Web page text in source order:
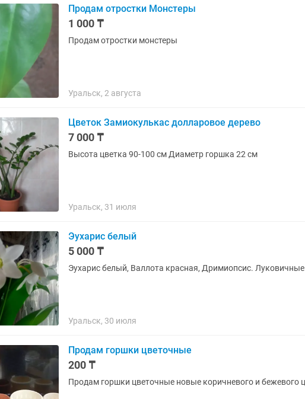
Продам отростки Монстеры
1 000 ₸
Продам отростки монстеры
Уральск, 2 августа
Цветок Замиокулькас долларовое дерево
7 000 ₸
Высота цветка 90-100 см Диаметр горшка 22 см
Уральск, 31 июля
Эухарис белый
5 000 ₸
Эухарис белый, Валлота красная, Дримиопсис. Луковичные
Уральск, 30 июля
Продам горшки цветочные
200 ₸
Продам горшки цветочные новые коричневого и бежевого